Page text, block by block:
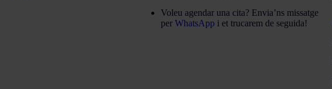
Voleu agendar una cita? Envia’ns missatge
per WhatsApp i et trucarem de seguida!